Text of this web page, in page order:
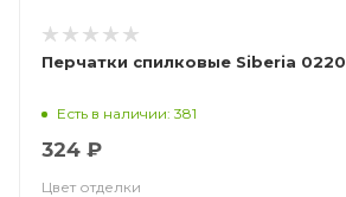
Перчатки спилковые Siberia 0220
Есть в наличии: 381
324 ₽
Цвет отделки